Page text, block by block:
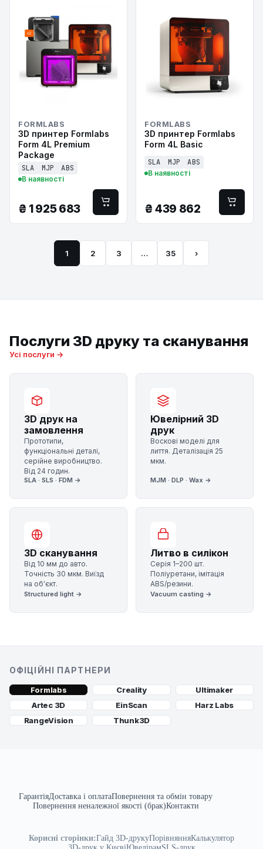
FORMLABS
3D принтер Formlabs
Form 4L Premium
Package
SLA MJP ABS
В наявності
₴ 1 925 683
FORMLABS
3D принтер Formlabs
Form 4L Basic
SLA MJP ABS
В наявності
₴ 439 862
1 2 3 … 35 ›
Послуги 3D друку та сканування
Усі послуги →
3D друк на
замовлення
Прототипи,
функціональні деталі,
серійне виробництво.
Від 24 годин.
SLA · SLS · FDM →
Ювелірний 3D
друк
Воскові моделі для
лиття. Деталізація 25
мкм.
MJM · DLP · Wax →
3D сканування
Від 10 мм до авто.
Точність 30 мкм. Виїзд
на об'єкт.
Structured light →
Литво в силікон
Серія 1–200 шт.
Поліуретани, імітація
ABS/резини.
Vacuum casting →
ОФІЦІЙНІ ПАРТНЕРИ
Formlabs Creality
Ultimaker
Artec 3D
EinScan
Harz Labs
RangeVision
Thunk3D
ГарантіяДоставка і оплатаПовернення та обмін товару
Повернення неналежної якості (брак)Контакти
Корисні сторінки:Гайд 3D-друкуПорівнянняКалькулятор